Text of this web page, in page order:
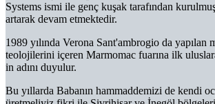
Systems ismi ile genç kuşak tarafından
artarak devam etmektedir.
1989 yılında Verona Sant'ambrogio da yapılan
teolojilerini içeren Marmomac fuarına ilk
in adını duyulur.
Bu yıllarda Babanın hammaddemizi de kendi